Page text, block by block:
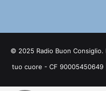
© 2025 Radio Buon Consiglio.
tuo cuore - CF 90005450649 |